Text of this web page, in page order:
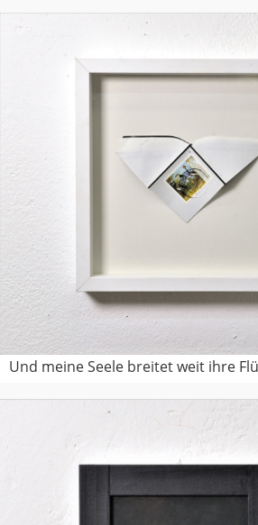
Und meine Seele breitet weit ihre